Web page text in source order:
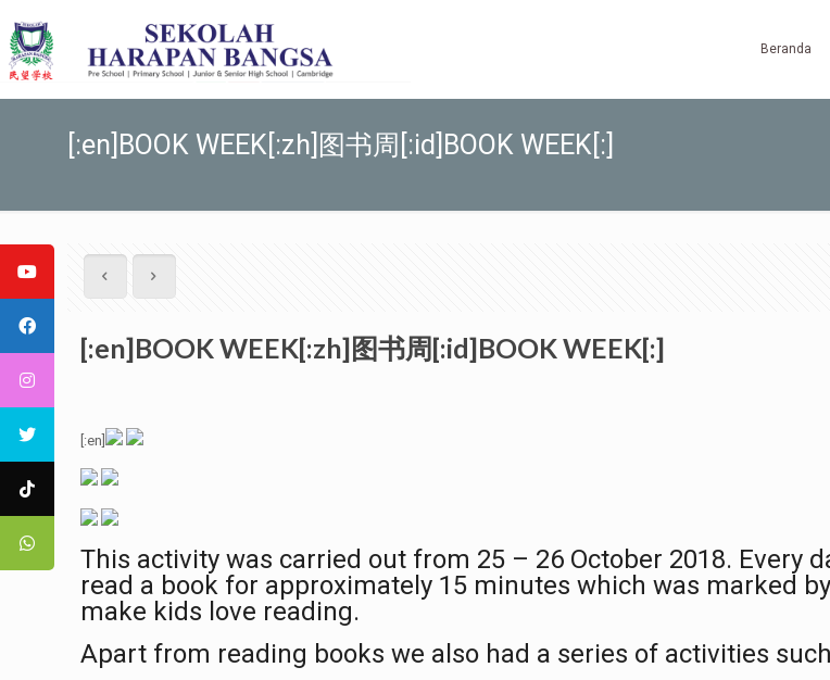
Beranda
[:en]BOOK WEEK[:zh]图书周[:id]BOOK WEEK[:]
[:en]BOOK WEEK[:zh]图书周[:id]BOOK WEEK[:]
[:en]
This activitywas carried out from 25 – 26 October 2018. Every
read a book for approximately 15 minutes whichwas marked by
make kids love reading.
Apart from reading books we also had a series of activities